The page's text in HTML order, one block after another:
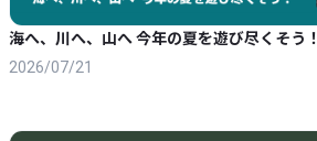
海へ、川へ、山へ 今年の夏を遊び尽くそう！
2026/07/21